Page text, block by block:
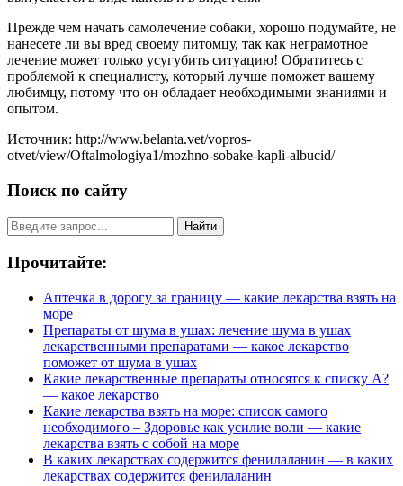
Прежде чем начать самолечение собаки, хорошо подумайте, не
нанесете ли вы вред своему питомцу, так как неграмотное
лечение может только усугубить ситуацию! Обратитесь с
проблемой к специалисту, который лучше поможет вашему
любимцу, потому что он обладает необходимыми знаниями и
опытом.
Источник: http://www.belanta.vet/vopros-
otvet/view/Oftalmologiya1/mozhno-sobake-kapli-albucid/
Поиск по сайту
Найти
Прочитайте:
Аптечка в дорогу за границу — какие лекарства взять на
море
Препараты от шума в ушах: лечение шума в ушах
лекарственными препаратами — какое лекарство
поможет от шума в ушах
Какие лекарственные препараты относятся к списку А?
— какое лекарство
Какие лекарства взять на море: список самого
необходимого – Здоровье как усилие воли — какие
лекарства взять с собой на море
В каких лекарствах содержится фенилаланин — в каких
лекарствах содержится фенилаланин